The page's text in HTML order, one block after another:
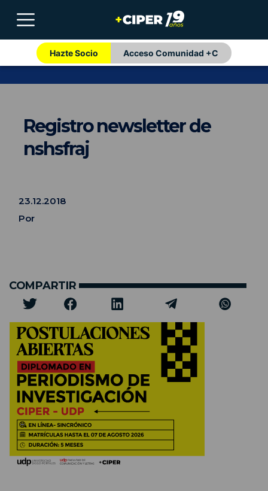
Hazte Socio Acceso Comunidad +C
Registro newsletter de
nshsfraj
23.12.2018
Por
COMPARTIR